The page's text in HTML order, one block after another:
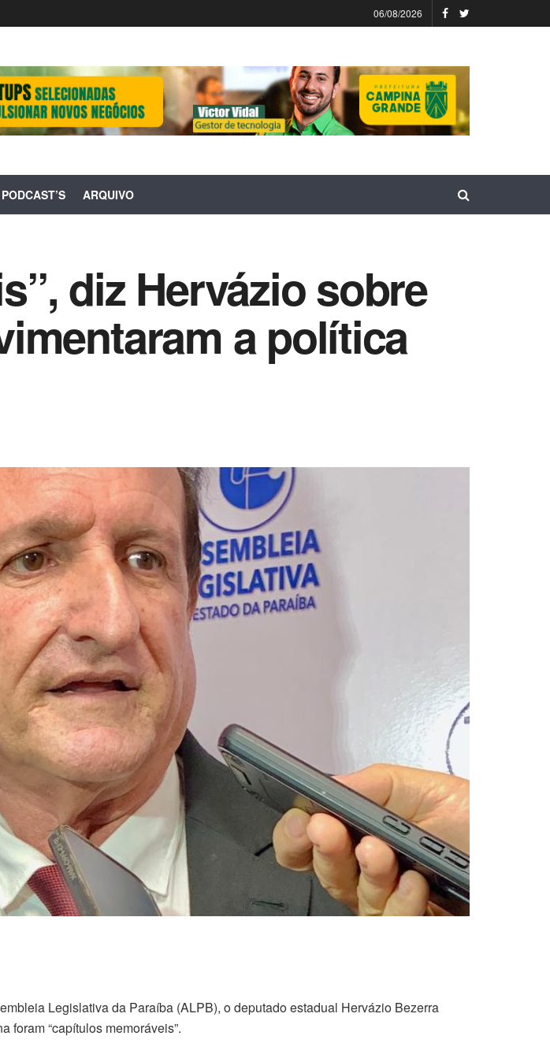
06/08/2026
PODCAST’S ARQUIVO
diz Hervázio sobre
a política
Legislativa da Paraíba (ALPB), o deputado estadual Hervázio Bezerra
foram “capítulos memoráveis”.